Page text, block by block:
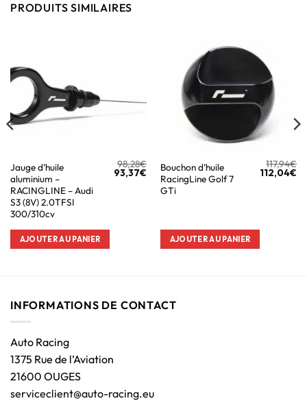
PRODUITS SIMILAIRES
Jauge d’huile
aluminium –
RACINGLINE – Audi
S3 (8V) 2.0TFSI
300/310cv
98,28€
93,37€
AJOUTER AU PANIER
Bouchon d’huile
RacingLine Golf 7
GTi
117,94€
112,04€
AJOUTER AU PANIER
INFORMATIONS DE CONTACT
Auto Racing
1375 Rue de l’Aviation
21600 OUGES
serviceclient@auto-racing.eu